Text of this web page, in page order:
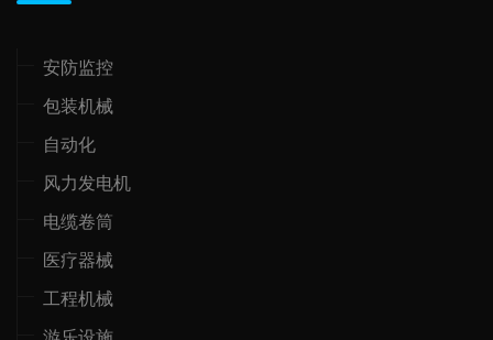
安防监控
包装机械
自动化
风力发电机
电缆卷筒
医疗器械
工程机械